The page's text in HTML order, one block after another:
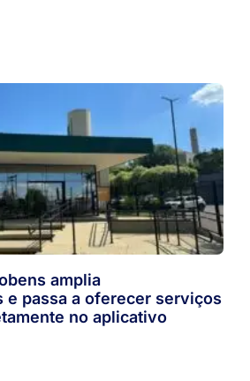
amplia
e passa a oferecer serviços
no aplicativo